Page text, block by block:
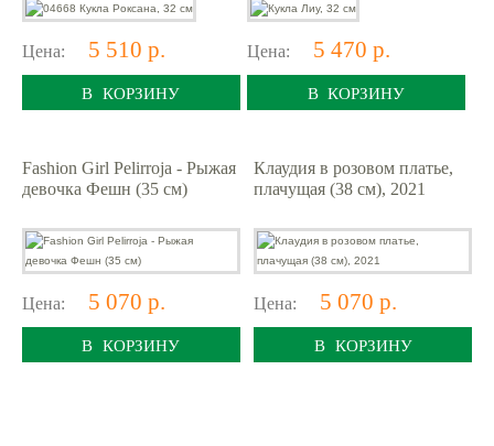
Цена: 5 510 р.
В КОРЗИНУ
Цена: 5 470 р.
В КОРЗИНУ
Fashion Girl Pelirroja - Рыжая
девочка Фешн (35 см)
Цена: 5 070 р.
В КОРЗИНУ
Клаудия в розовом платье,
плачущая (38 см), 2021
Цена: 5 070 р.
В КОРЗИНУ